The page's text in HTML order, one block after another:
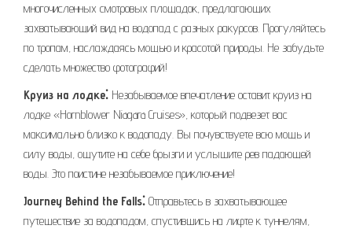
многочисленных смотровых площадок, предлагающих
захватывающий вид на водопад с разных ракурсов. Прогуляйтесь
по тропам, наслаждаясь мощью и красотой природы. Не забудьте
сделать множество фотографий!
Круиз на лодке⁚ Незабываемое впечатление оставит круиз на
лодке «Hornblower Niagara Cruises», который подвезет вас
максимально близко к водопаду. Вы почувствуете всю мощь и
силу воды, ощутите на себе брызги и услышите рев падающей
воды. Это поистине незабываемое приключение!
Journey Behind the Falls⁚ Отправьтесь в захватывающее
путешествие за водопадом, спустившись на лифте к туннелям,